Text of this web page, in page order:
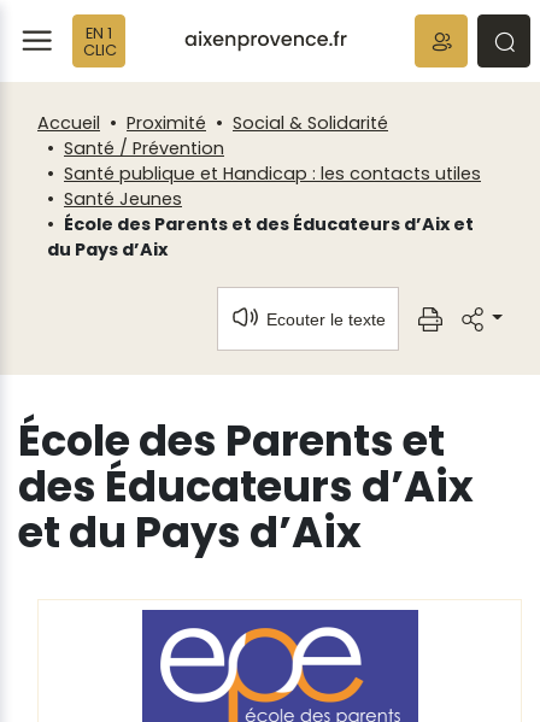
EN 1
CLIC
Accueil Proximité
Social & Solidarité
Santé / Prévention
Santé publique et Handicap : les contacts utiles
Santé Jeunes
École des Parents et des Éducateurs d’Aix et
du Pays d’Aix
Ecouter le texte
École des Parents et
des Éducateurs d’Aix
et du Pays d’Aix
Fenêtre
de
chat
Panneau de gestion des cookies